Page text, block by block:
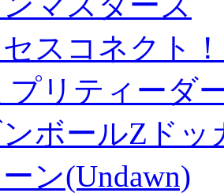
スコネクト
プリティーダ
ンボールZド
ン(Undawn)